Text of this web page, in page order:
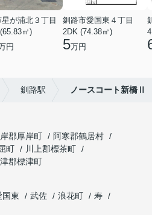
が浦北３丁目
㎡)
円
釧路市愛国東４丁目
2DK (74.38㎡)
5万円
釧路駅 ノースコート新橋Ⅱ
郡厚岸町
阿寒郡鶴居村
町
川上郡標茶町
郡標津町
国東 武佐 浪花町
寿